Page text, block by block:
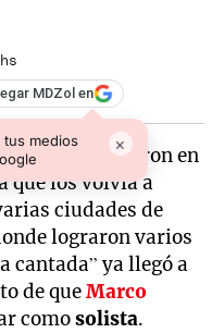
MDZol en
tus medios
×
sorprendieron en
que los volvía a
ciudades de
lograron varios
cantada” ya llegó a
de queMarco
comosolista.